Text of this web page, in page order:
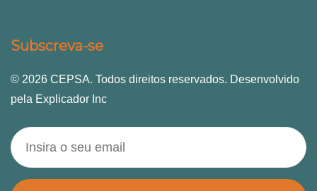
Subscreva-se
© 2026 CEPSA. Todos direitos reservados. Desenvolvido
pela Explicador Inc